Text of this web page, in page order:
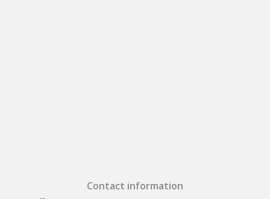
Contact information